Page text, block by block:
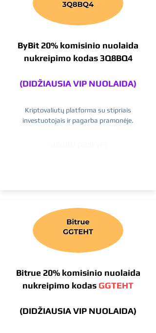
ByBit 20% komisinio nuolaida
nukreipimo kodas 3Q8BQ4
(DIDŽIAUSIA VIP NUOLAIDA)
Kriptovaliutų platforma su stipriais
investuotojais ir pagarba pramonėje.
Bitrue 20% komisinio nuolaida
nukreipimo kodas GGTEHT
(DIDŽIAUSIA VIP NUOLAIDA)